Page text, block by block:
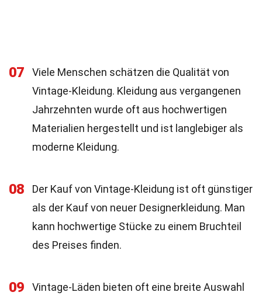
07
Viele Menschen schätzen die Qualität von
Vintage-Kleidung. Kleidung aus vergangenen
Jahrzehnten wurde oft aus hochwertigen
Materialien hergestellt und ist langlebiger als
moderne Kleidung.
08
Der Kauf von Vintage-Kleidung ist oft günstiger
als der Kauf von neuer Designerkleidung. Man
kann hochwertige Stücke zu einem Bruchteil
des Preises finden.
09
Vintage-Läden bieten oft eine breite Auswahl